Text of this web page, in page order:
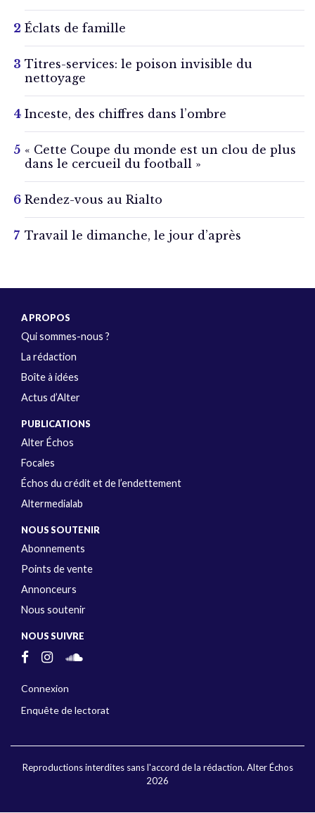
Éclats de famille
Titres-services: le poison invisible du
nettoyage
Inceste, des chiffres dans l’ombre
« Cette Coupe du monde est un clou de plus
dans le cercueil du football »
Rendez-vous au Rialto
Travail le dimanche, le jour d’après
A PROPOS
Qui sommes-nous ?
La rédaction
Boîte à idées
Actus d’Alter
PUBLICATIONS
Alter Échos
Focales
Échos du crédit et de l’endettement
Altermedialab
NOUS SOUTENIR
Abonnements
Points de vente
Annonceurs
Nous soutenir
NOUS SUIVRE
Connexion
Enquête de lectorat
Reproductions interdites sans l'accord de la rédaction. Alter Échos
2026